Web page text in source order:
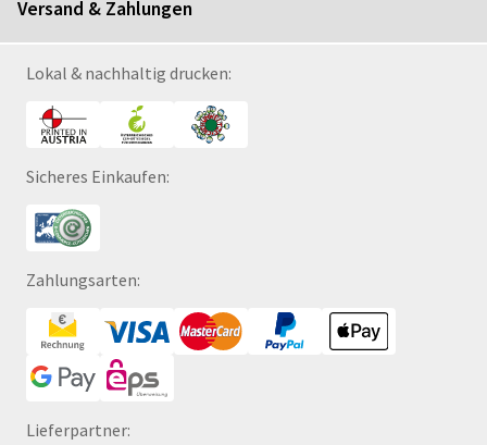
Versand & Zahlungen
Lokal & nachhaltig drucken:
Sicheres Einkaufen:
Zahlungsarten:
Lieferpartner: